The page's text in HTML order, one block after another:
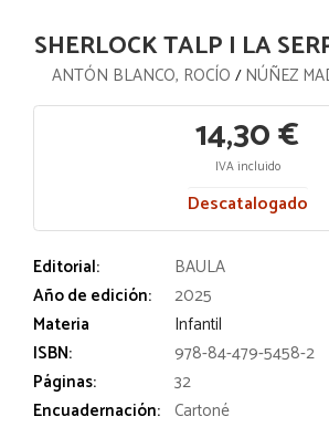
SHERLOCK TALP I LA
ANTÓN BLANCO, ROCÍO /NÚÑEZ
14,30 €
IVA incluido
Descatalogado
Editorial:
BAULA
Año de edición:
2025
Materia
Infantil
ISBN:
978-84-479-5458-2
Páginas:
32
Encuadernación: Cartoné